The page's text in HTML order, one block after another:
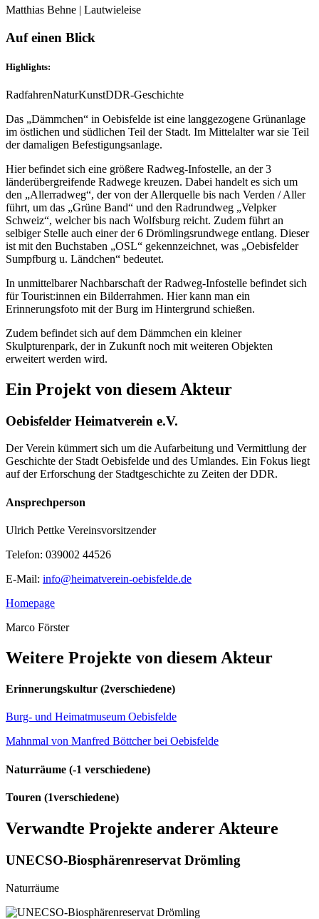
Matthias Behne | Lautwieleise
Auf einen Blick
Highlights:
RadfahrenNaturKunstDDR-Geschichte
Das „Dämmchen“ in Oebisfelde ist eine langgezogene Grünanlage
im östlichen und südlichen Teil der Stadt. Im Mittelalter war sie Teil
der damaligen Befestigungsanlage.
Hier befindet sich eine größere Radweg-Infostelle, an der 3
länderübergreifende Radwege kreuzen. Dabei handelt es sich um
den „Allerradweg“, der von der Allerquelle bis nach Verden / Aller
führt, um das „Grüne Band“ und den Radrundweg „Velpker
Schweiz“, welcher bis nach Wolfsburg reicht. Zudem führt an
selbiger Stelle auch einer der 6 Drömlingsrundwege entlang. Dieser
ist mit den Buchstaben „OSL“ gekennzeichnet, was „Oebisfelder
Sumpfburg u. Ländchen“ bedeutet.
In unmittelbarer Nachbarschaft der Radweg-Infostelle befindet sich
für Tourist:innen ein Bilderrahmen. Hier kann man ein
Erinnerungsfoto mit der Burg im Hintergrund schießen.
Zudem befindet sich auf dem Dämmchen ein kleiner
Skulpturenpark, der in Zukunft noch mit weiteren Objekten
erweitert werden wird.
Ein Projekt von diesem Akteur
Oebisfelder Heimatverein e.V.
Der Verein kümmert sich um die Aufarbeitung und Vermittlung der
Geschichte der Stadt Oebisfelde und des Umlandes. Ein Fokus liegt
auf der Erforschung der Stadtgeschichte zu Zeiten der DDR.
Ansprechperson
Ulrich Pettke Vereinsvorsitzender
Telefon: 039002 44526
E-Mail: info@heimatverein-oebisfelde.de
Homepage
Marco Förster
Weitere Projekte von diesem Akteur
Erinnerungskultur (2verschiedene)
Burg- und Heimatmuseum Oebisfelde
Mahnmal von Manfred Böttcher bei Oebisfelde
Naturräume (-1 verschiedene)
Touren (1verschiedene)
Verwandte Projekte anderer Akteure
UNECSO-Biosphärenreservat Drömling
Naturräume